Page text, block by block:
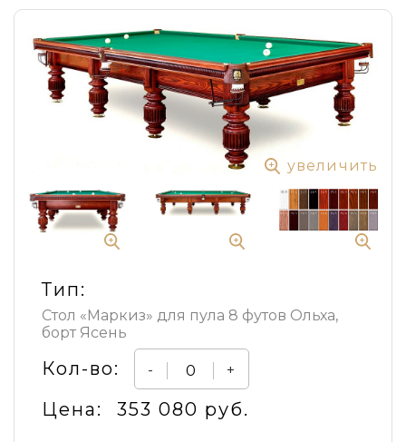
увеличить
Тип:
Стол «Маркиз» для пула 8 футов Ольха,
борт Ясень
Кол-во: - +
Цена: 353 080 руб.